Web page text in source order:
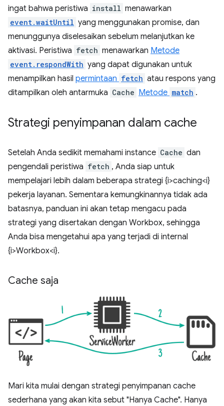
ingat bahwa peristiwa install menawarkan
event.waitUntil yang menggunakan promise, dan
menunggunya diselesaikan sebelum melanjutkan ke
aktivasi. Peristiwa fetch menawarkan Metode
event.respondWith yang dapat digunakan untuk
menampilkan hasil permintaan fetch atau respons yang
ditampilkan oleh antarmuka Cache Metode match .
Strategi penyimpanan dalam cache
Setelah Anda sedikit memahami instance Cache dan
pengendali peristiwa fetch , Anda siap untuk
mempelajari lebih dalam beberapa strategi {i>caching<i}
pekerja layanan. Sementara kemungkinannya tidak ada
batasnya, panduan ini akan tetap mengacu pada
strategi yang disertakan dengan Workbox, sehingga
Anda bisa mengetahui apa yang terjadi di internal
{i>Workbox<i}.
Cache saja
Mari kita mulai dengan strategi penyimpanan cache
sederhana yang akan kita sebut "Hanya Cache". Hanya